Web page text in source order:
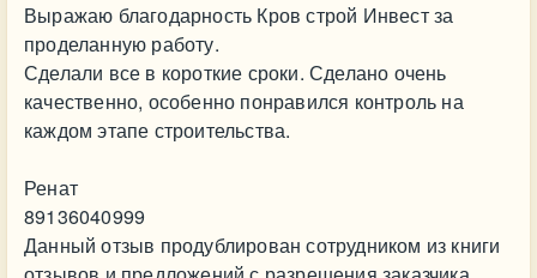
Выражаю благодарность Кров строй Инвест за
проделанную работу.
Сделали все в короткие сроки. Сделано очень
качественно, особенно понравился контроль на
каждом этапе строительства.
Ренат
89136040999
Данный отзыв продублирован сотрудником из книги